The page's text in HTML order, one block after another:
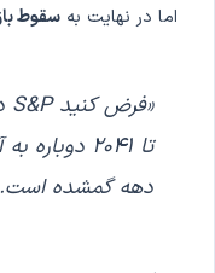
اما در نهایت به سقوط
تا ۲۰۴۱
دهه گمشده